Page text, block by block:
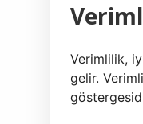
Verimlilik,
gelir.